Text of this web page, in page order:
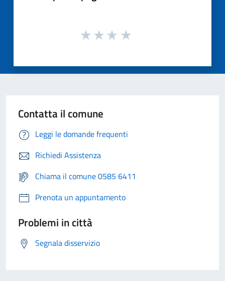
Contatta il comune
Leggi le domande frequenti
Richiedi Assistenza
Chiama il comune 0585 6411
Prenota un appuntamento
Problemi in città
Segnala disservizio